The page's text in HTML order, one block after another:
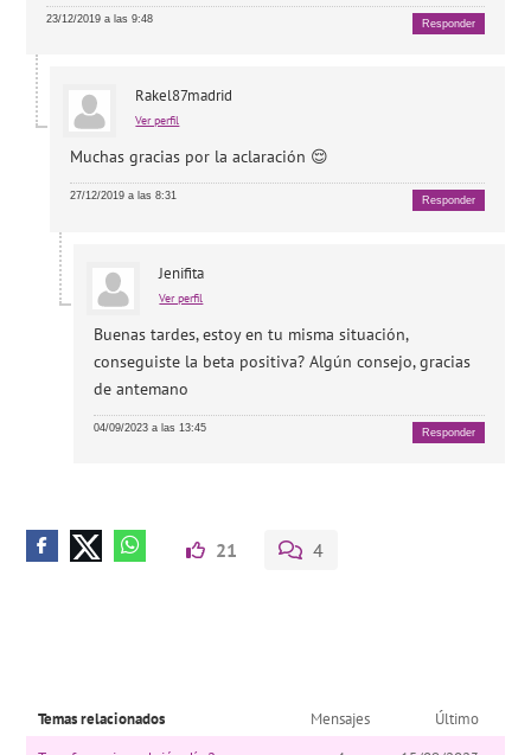
23/12/2019 a las 9:48 Responder
Rakel87madrid
Ver perfil
Muchas gracias por la aclaración 😌
27/12/2019 a las 8:31 Responder
Jenifita
Ver perfil
Buenas tardes, estoy en tu misma situación,
conseguiste la beta positiva? Algún consejo, gracias
de antemano
04/09/2023 a las 13:45 Responder
21 4
Temas relacionados Mensajes
Último